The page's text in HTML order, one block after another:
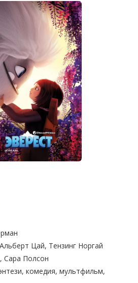
Цай, Тензинг Норгай
Сара Полсон
комедия, мультфильм,